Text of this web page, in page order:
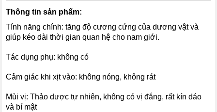
Thông tin sản phẩm:
Tính năng chính: tăng độ cương cứng của dương vật và
giúp kéo dài thời gian quan hệ cho nam giới.
Tác dụng phụ: không có
Cảm giác khi xịt vào: không nóng, không rát
Mùi vị: Thảo dược tự nhiên, không có vị đắng, rất kín dáo
và bí mật